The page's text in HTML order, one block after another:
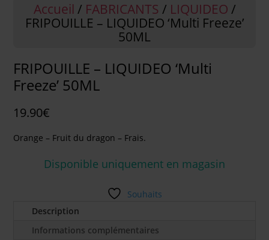
Accueil / FABRICANTS / LIQUIDEO /
FRIPOUILLE – LIQUIDEO ‘Multi Freeze’
50ML
FRIPOUILLE – LIQUIDEO ‘Multi
Freeze’ 50ML
19.90€
Orange – Fruit du dragon – Frais.
Disponible uniquement en magasin
Souhaits
Description
Informations complémentaires